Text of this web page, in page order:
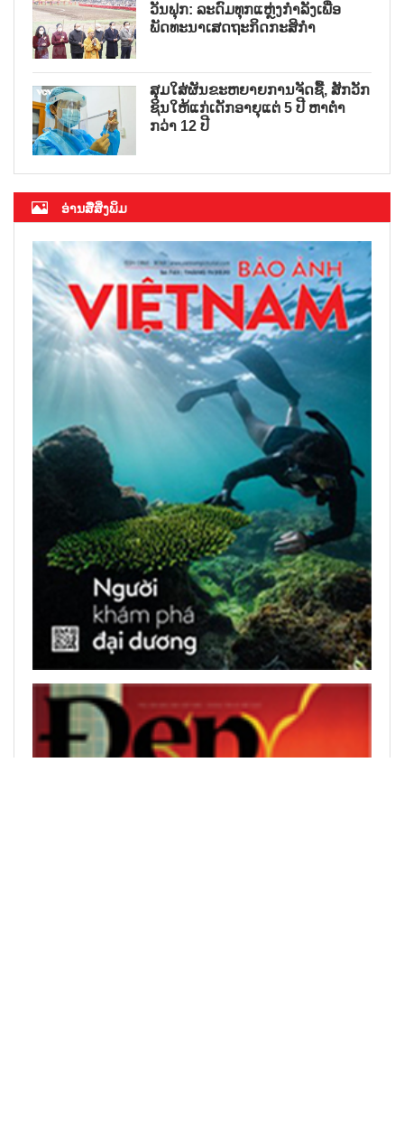
ວັນຟຸກ: ລະດົມທຸກແຫຼ່ງກຳລັງເພື່ອ
ພັດທະນາເສດຖະກິດກະສິກຳ
ສຸມໃສ່ຜັນຂະຫຍາຍການຈັດຊື້, ສັກວັກ
ຊິນໃຫ້ແກ່ເດັກອາຍຸແຕ່ 5 ປີ ຫາຕ່ຳ
ກວ່າ 12 ປີ
ອ່ານສື່ສິ່ງພິມ